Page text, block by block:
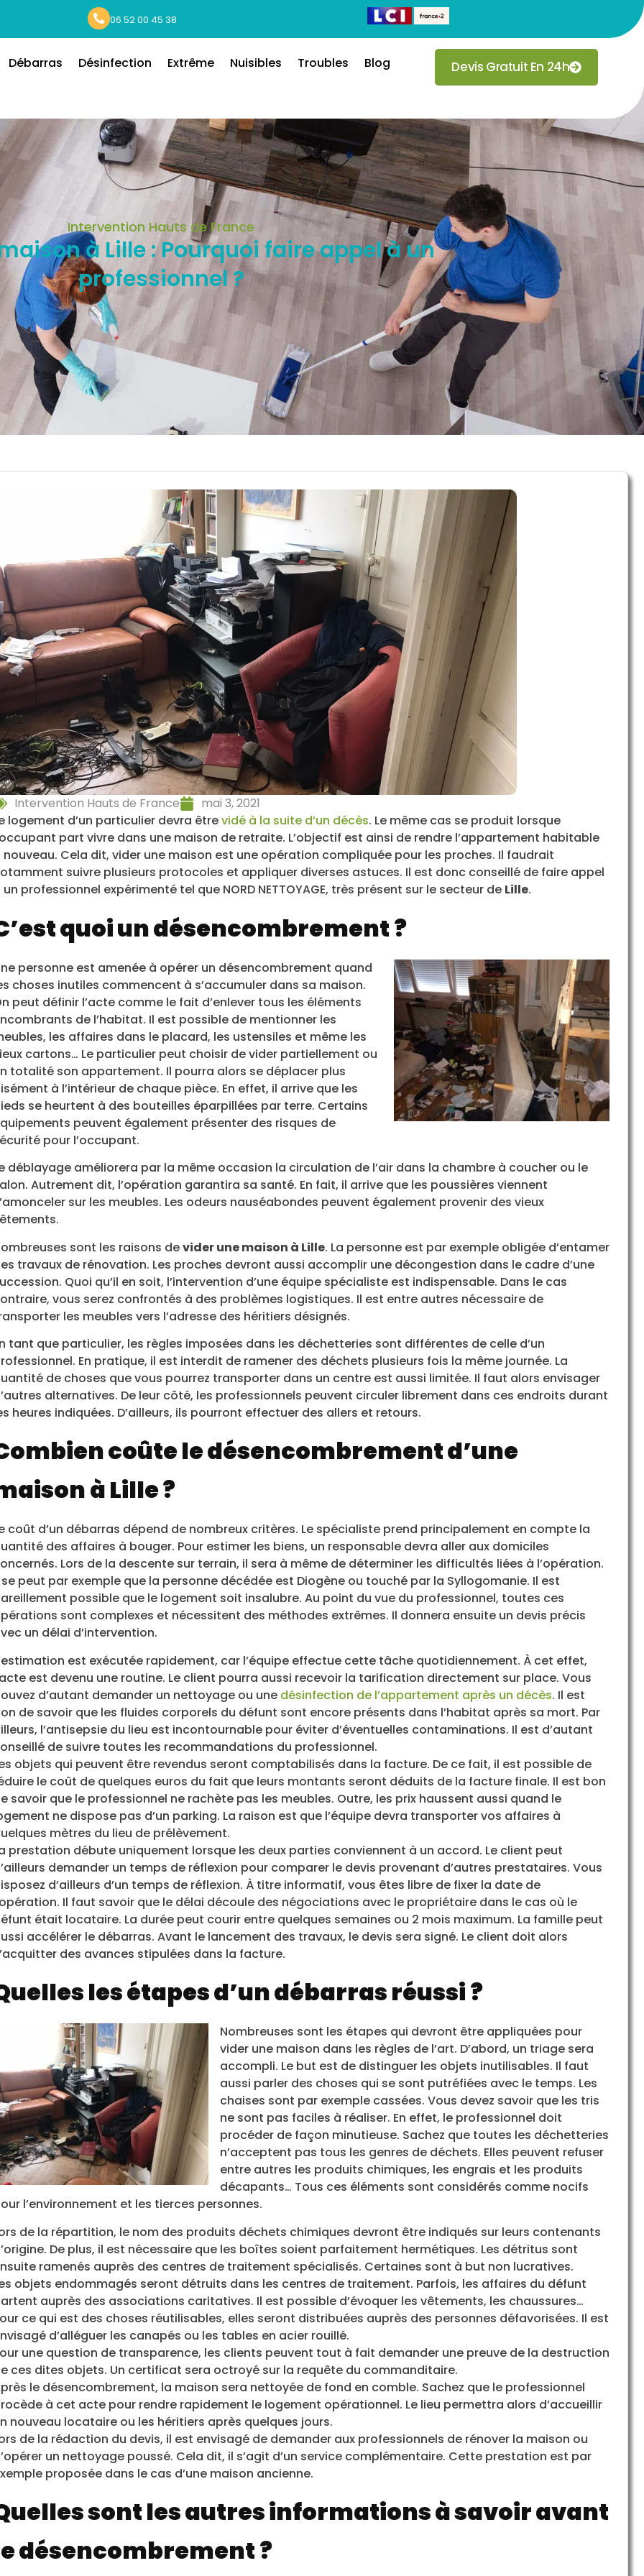
06 52 00 45 38
Débarras Désinfection Extrême Nuisibles Troubles Blog Devis Gratuit En 24h
Intervention Hauts de France
à Lille : Pourquoi faire appel à un
professionnel ?
Intervention Hauts de France
mai 3, 2021
logement d’un particulier devra êtrevidé à la suite d’un décès. Le même cas se produit lorsque
part vivre dans une maison de retraite. L’objectif est ainsi de rendre l’appartement habitable
nouveau. Cela dit, vider une maison est une opération compliquée pour les proches. Il faudrait
suivre plusieurs protocoles et appliquer diverses astuces. Il est donc conseillé de faire appel
un professionnel expérimenté tel que NORD NETTOYAGE, très présent sur le secteur de Lille.
quoi un désencombrement ?
personne est amenée à opérer un désencombrement quand
choses inutiles commencent à s’accumuler dans sa maison.
peut définir l’acte comme le fait d’enlever tous les éléments
de l’habitat. Il est possible de mentionner les
les affaires dans le placard, les ustensiles et même les
cartons… Le particulier peut choisir de vider partiellement ou
totalité son appartement. Il pourra alors se déplacer plus
à l’intérieur de chaque pièce. En effet, il arrive que les
se heurtent à des bouteilles éparpillées par terre. Certains
peuvent également présenter des risques de
pour l’occupant.
déblayage améliorera par la même occasion la circulation de l’air dans la chambre à coucher ou le
Autrement dit, l’opération garantira sa santé. En fait, il arrive que les poussières viennent
sur les meubles. Les odeurs nauséabondes peuvent également provenir des vieux
sont les raisons devider une maison à Lille. La personne est par exemple obligée d’entamer
travaux de rénovation. Les proches devront aussi accomplir une décongestion dans le cadre d’une
Quoi qu’il en soit, l’intervention d’une équipe spécialiste est indispensable. Dans le cas
vous serez confrontés à des problèmes logistiques. Il est entre autres nécessaire de
les meubles vers l’adresse des héritiers désignés.
tant que particulier, les règles imposées dans les déchetteries sont différentes de celle d’un
En pratique, il est interdit de ramener des déchets plusieurs fois la même journée. La
de choses que vous pourrez transporter dans un centre est aussi limitée. Il faut alors envisager
alternatives. De leur côté, les professionnels peuvent circuler librement dans ces endroits durant
heures indiquées. D’ailleurs, ils pourront effectuer des allers et retours.
coûte le désencombrement d’une
à Lille ?
coût d’un débarras dépend de nombreux critères. Le spécialiste prend principalement en compte la
des affaires à bouger. Pour estimer les biens, un responsable devra aller aux domiciles
Lors de la descente sur terrain, il sera à même de déterminer les difficultés liées à l’opération.
se peut par exemple que la personne décédée est Diogène ou touché par la Syllogomanie. Il est
possible que le logement soit insalubre. Au point du vue du professionnel, toutes ces
sont complexes et nécessitent des méthodes extrêmes. Il donnera ensuite un devis précis
un délai d’intervention.
est exécutée rapidement, car l’équipe effectue cette tâche quotidiennement. À cet effet,
est devenu une routine. Le client pourra aussi recevoir la tarification directement sur place. Vous
d’autant demander un nettoyage ou une désinfection de l’appartement après un décès. Il est
de savoir que les fluides corporels du défunt sont encore présents dans l’habitat après sa mort. Par
l’antisepsie du lieu est incontournable pour éviter d’éventuelles contaminations. Il est d’autant
de suivre toutes les recommandations du professionnel.
objets qui peuvent être revendus seront comptabilisés dans la facture. De ce fait, il est possible de
le coût de quelques euros du fait que leurs montants seront déduits de la facture finale. Il est bon
savoir que le professionnel ne rachète pas les meubles. Outre, les prix haussent aussi quand le
ne dispose pas d’un parking. La raison est que l’équipe devra transporter vos affaires à
mètres du lieu de prélèvement.
prestation débute uniquement lorsque les deux parties conviennent à un accord. Le client peut
demander un temps de réflexion pour comparer le devis provenant d’autres prestataires. Vous
d’ailleurs d’un temps de réflexion. À titre informatif, vous êtes libre de fixer la date de
Il faut savoir que le délai découle des négociations avec le propriétaire dans le cas où le
était locataire. La durée peut courir entre quelques semaines ou 2 mois maximum. La famille peut
accélérer le débarras. Avant le lancement des travaux, le devis sera signé. Le client doit alors
des avances stipulées dans la facture.
les étapes d’un débarras réussi ?
Nombreuses sont les étapes qui devront être appliquées pour
vider une maison dans les règles de l’art. D’abord, un triage sera
accompli. Le but est de distinguer les objets inutilisables. Il faut
aussi parler des choses qui se sont putréfiées avec le temps. Les
chaises sont par exemple cassées. Vous devez savoir que les tris
ne sont pas faciles à réaliser. En effet, le professionnel doit
procéder de façon minutieuse. Sachez que toutes les déchetteries
n’acceptent pas tous les genres de déchets. Elles peuvent refuser
entre autres les produits chimiques, les engrais et les produits
décapants… Tous ces éléments sont considérés comme nocifs
l’environnement et les tierces personnes.
de la répartition, le nom des produits déchets chimiques devront être indiqués sur leurs contenants
De plus, il est nécessaire que les boîtes soient parfaitement hermétiques. Les détritus sont
ramenés auprès des centres de traitement spécialisés. Certaines sont à but non lucratives.
objets endommagés seront détruits dans les centres de traitement. Parfois, les affaires du défunt
auprès des associations caritatives. Il est possible d’évoquer les vêtements, les chaussures…
ce qui est des choses réutilisables, elles seront distribuées auprès des personnes défavorisées. Il est
d’alléguer les canapés ou les tables en acier rouillé.
une question de transparence, les clients peuvent tout à fait demander une preuve de la destruction
ces dites objets. Un certificat sera octroyé sur la requête du commanditaire.
le désencombrement, la maison sera nettoyée de fond en comble. Sachez que le professionnel
à cet acte pour rendre rapidement le logement opérationnel. Le lieu permettra alors d’accueillir
nouveau locataire ou les héritiers après quelques jours.
de la rédaction du devis, il est envisagé de demander aux professionnels de rénover la maison ou
un nettoyage poussé. Cela dit, il s’agit d’un service complémentaire. Cette prestation est par
proposée dans le cas d’une maison ancienne.
sont les autres informations à savoir avant
désencombrement ?